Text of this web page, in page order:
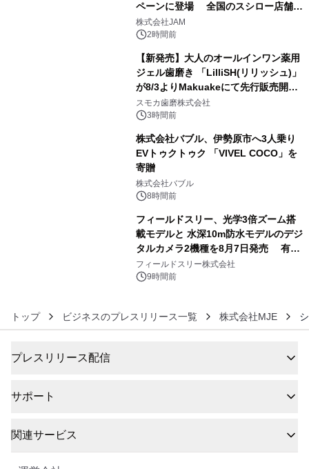
ペーンに登場 全国のスシロー店舗で
GR 4車種の FUNBOO(ミニカー)付き
メニューが展開されます
株式会社JAM
2時間前
【新発売】大人のオールインワン薬用
ジェル歯磨き 「LilliSH(リリッシュ)」
が8/3よりMakuakeにて先行販売開
始！
スモカ歯磨株式会社
3時間前
株式会社バブル、伊勢原市へ3人乗り
EVトゥクトゥク 「VIVEL COCO」を
寄贈
株式会社バブル
8時間前
フィールドスリー、光学3倍ズーム搭
載モデルと 水深10m防水モデルのデジ
タルカメラ2機種を8月7日発売 有効
約1300万画素、用途別に選べるコンデ
ジ新登場
フィールドスリー株式会社
9時間前
トップ ビジネスのプレスリリース一覧 株式会社MJE
プレスリリース配信
サポート
関連サービス